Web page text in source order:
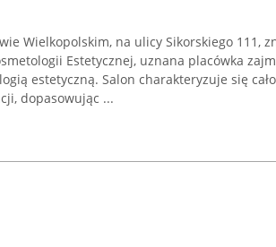
Wielkopolskim, na ulicy Sikorskiego 111,
Estetycznej, uznana placówka
estetyczną. Salon charakteryzuje się
dopasowując ...